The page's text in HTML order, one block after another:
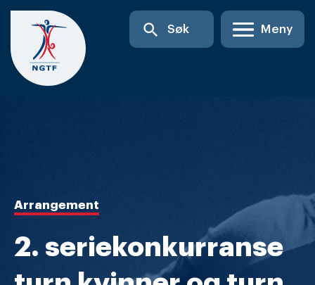
Skip
content
search Søk Meny
Arrangement
2. seriekonkurranse